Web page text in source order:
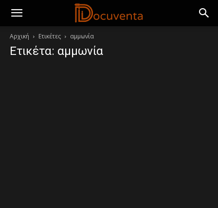
Αρχική Ετικέτες αμμωνία
Ετικέτα: αμμωνία